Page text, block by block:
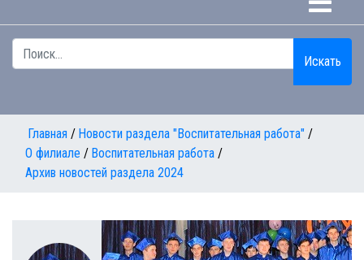
Искать
Главная
Новости раздела "Воспитательная работа"
О филиале
Воспитательная работа
Архив новостей раздела 2024